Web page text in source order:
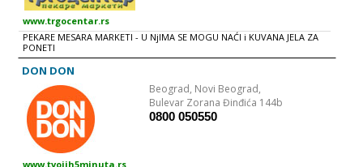
broja zadovoljnih potrošača.
www.trgocentar.rs
PEKARE MESARA MARKETI - U NjIMA SE MOGU NAĆI i KUVANA JELA ZA
PONETI
DON DON
Beograd, Novi Beograd,
Bulevar Zorana Đinđića 144b
0800 050550
www.tvojih5minuta.rs